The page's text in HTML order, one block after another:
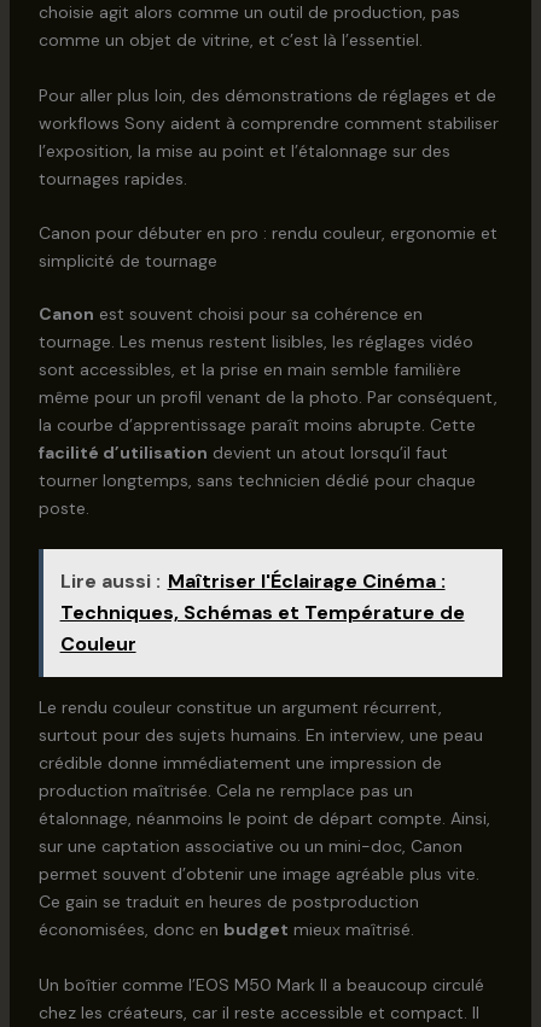
choisie agit alors comme un outil de production, pas
comme un objet de vitrine, et c’est là l’essentiel.
Pour aller plus loin, des démonstrations de réglages et de
workflows Sony aident à comprendre comment stabiliser
l’exposition, la mise au point et l’étalonnage sur des
tournages rapides.
Canon pour débuter en pro : rendu couleur, ergonomie et
simplicité de tournage
Canon est souvent choisi pour sa cohérence en
tournage. Les menus restent lisibles, les réglages vidéo
sont accessibles, et la prise en main semble familière
même pour un profil venant de la photo. Par conséquent,
la courbe d’apprentissage paraît moins abrupte. Cette
facilité d’utilisation devient un atout lorsqu’il faut
tourner longtemps, sans technicien dédié pour chaque
poste.
Lire aussi : Maîtriser l'Éclairage Cinéma :
Techniques, Schémas et Température de
Couleur
Le rendu couleur constitue un argument récurrent,
surtout pour des sujets humains. En interview, une peau
crédible donne immédiatement une impression de
production maîtrisée. Cela ne remplace pas un
étalonnage, néanmoins le point de départ compte. Ainsi,
sur une captation associative ou un mini-doc, Canon
permet souvent d’obtenir une image agréable plus vite.
Ce gain se traduit en heures de postproduction
économisées, donc en budget mieux maîtrisé.
Un boîtier comme l’EOS M50 Mark II a beaucoup circulé
chez les créateurs, car il reste accessible et compact. Il